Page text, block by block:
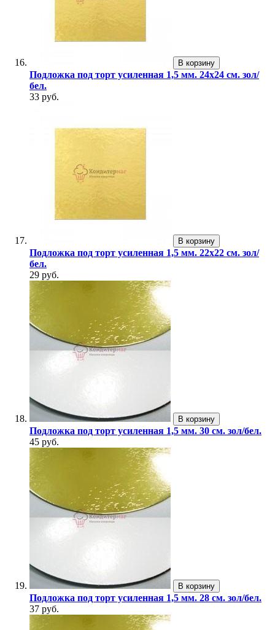
В корзину
Подложка под торт усиленная 1,5 мм. 24х24 см. зол/
бел.
33 руб.
В корзину
Подложка под торт усиленная 1,5 мм. 22х22 см. зол/
бел.
29 руб.
В корзину
Подложка под торт усиленная 1,5 мм. 30 см. зол/бел.
45 руб.
В корзину
Подложка под торт усиленная 1,5 мм. 28 см. зол/бел.
37 руб.